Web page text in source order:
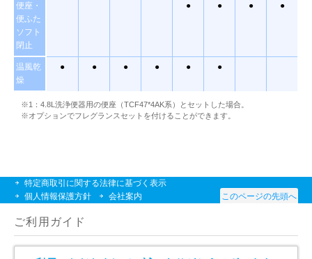
便座・
便ふた
ソフト
閉止
● ● ● ●
温風乾
燥
● ● ● ● ● ●
※1：4.8L洗浄便器用の便座（TCF47*4AK系）とセットした場合。
※オプションでフレグランスセットを付けることができます。
特定商取引に関する法律に基づく表示
個人情報保護方針
会社案内 このページの先頭へ
ご利用ガイド